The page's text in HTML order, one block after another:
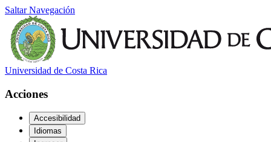
Saltar Navegación
Universidad de Costa Rica
Acciones
Accesibilidad
Idiomas